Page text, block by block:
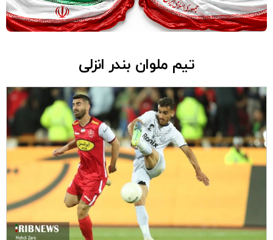
تیم ملوان بندر انزلی